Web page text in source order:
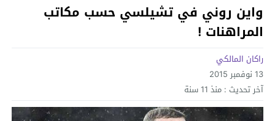
واين روني في تشيلسي حسب مكاتب
المراهنات !
راكان المالكي
13 نوفمبر 2015
آخر تحديث : منذ 11 سنة